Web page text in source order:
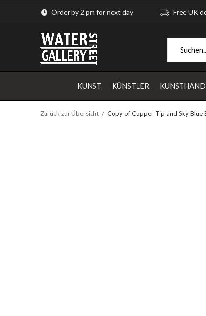
KUNST KÜNSTLER
Order by 2 pm for next day Free UK
Zurück zur Übersicht Copy of Copper Tip and Sky Blue